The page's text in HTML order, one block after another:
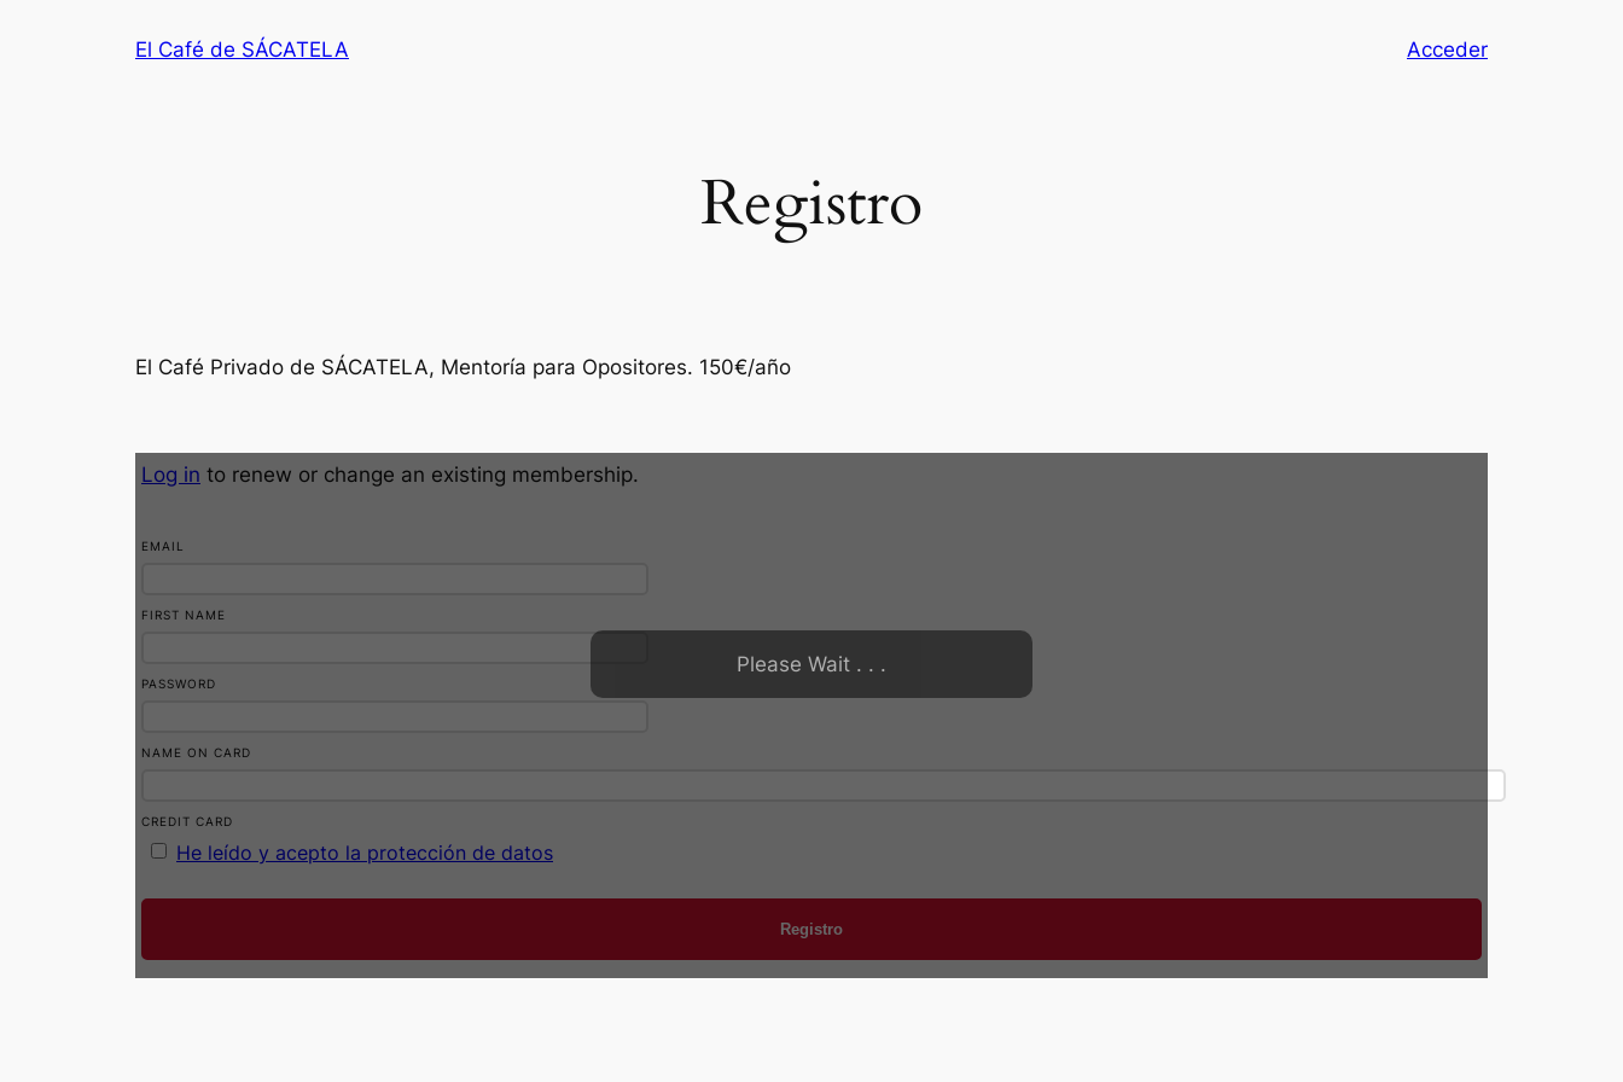
El Café de SÁCATELA Acceder
Registro
El Café Privado de SÁCATELA, Mentoría para Opositores. 150€/año
Log in to renew or change an existing membership.
EMAIL
FIRST NAME
PASSWORD
NAME ON CARD
CREDIT CARD
He leído y acepto la protección de datos
Please Wait . . .